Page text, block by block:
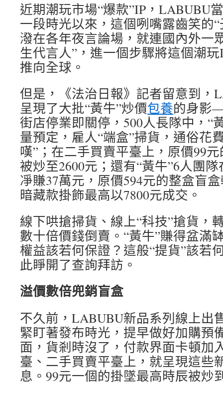
近期潮玩市場“爆款”IP，LABUBU
一段時光以來，這個咧嘴露齒笑的
潑在各年夜言論場，就連國內外一
生代言人”，進一個步驟將這個潮
推向全球。
但是，《法治日報》記者留意到，
呈現了大批“黃牛”炒價包養的身影
街店停業即關停，500人長隊中，“
量預定，雇人“端盒”掃貨，通俗花
嘆”；在二手買賣平臺上，原價99
被炒至2600元；還有“黃牛”6人團
凈賺37萬元，原價594元的整盒盲
暗藏款掛飾最高以7800元成交。
線下哄搶掃貨、線上“科技”搶貨，
數十倍價錢倒賣。“黃牛”賺得盆滿
權益該若何保證？這般“提貨”該若
此睜開了查詢拜訪。
溢價數倍兜銷盲盒
不久前，LABUBU新品系列線上出
緊盯著發布時光，提早做好加購預
面，貨剎時沒了，付款界面卡頓加
臺、二手買賣平臺上，就呈現這些
息。99元一個的掛墜最高時辰被炒